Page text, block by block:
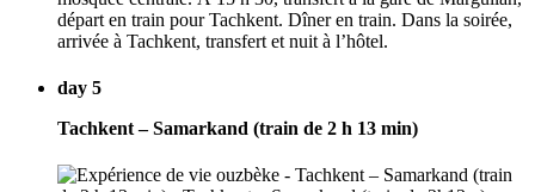
départ en train pour Tachkent. Dîner en train. Dans la soirée,
arrivée à Tachkent, transfert et nuit à l’hôtel.
day 5
Tachkent – Samarkand (train de 2 h 13 min)